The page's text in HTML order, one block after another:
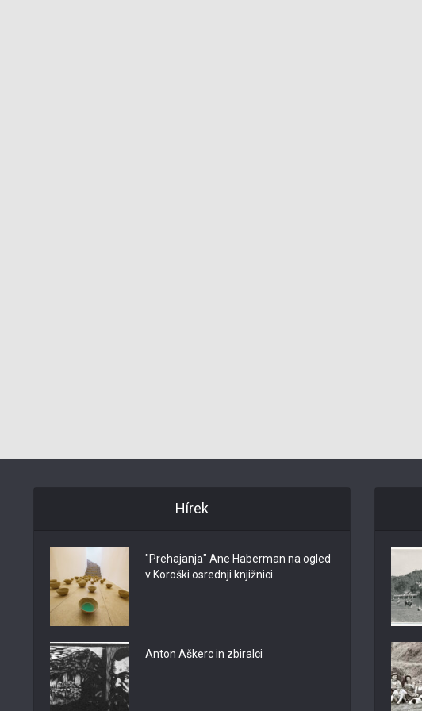
Hírek
"Prehajanja" Ane Haberman na ogled
v Koroški osrednji knjižnici
Anton Aškerc in zbiralci